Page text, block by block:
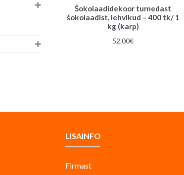
Šokolaadidekoor tumedast
šokolaadist, lehvikud – 400 tk/ 1
kg (karp)
52.00€
LISAINFO
Firmast